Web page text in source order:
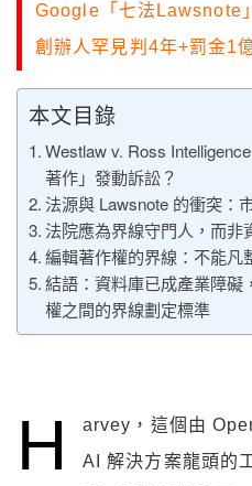
Google「七法Lawsnote
創辦人罕見判4年+罰金1
本文目錄
Westlaw v. Ross
著作」發動訴訟？
法源與 Lawsnote 的衝突：
法院應為界線守門人，而非
編輯著作權的界線：不能凡
結語：資料庫已成產業障礙
權之間的界線劃定標準
H
arvey，這個由
AI 解決方案龍頭的